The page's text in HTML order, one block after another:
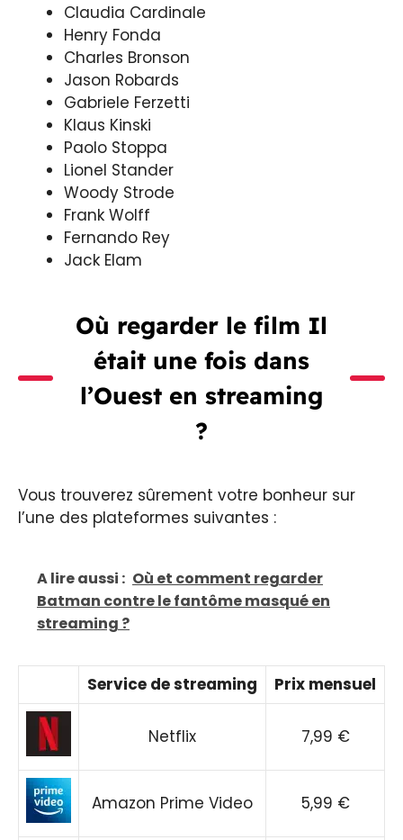
Claudia Cardinale
Henry Fonda
Charles Bronson
Jason Robards
Gabriele Ferzetti
Klaus Kinski
Paolo Stoppa
Lionel Stander
Woody Strode
Frank Wolff
Fernando Rey
Jack Elam
Où regarder le film Il
était une fois dans
l’Ouest en streaming
?
Vous trouverez sûrement votre bonheur sur
l’une des plateformes suivantes :
A lire aussi : Où et comment regarder
Batman contre le fantôme masqué en
streaming ?
Service de streaming Prix mensuel
Netflix 7,99 €
Amazon Prime Video 5,99 €